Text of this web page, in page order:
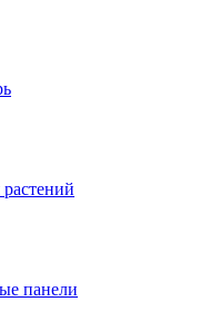
панели